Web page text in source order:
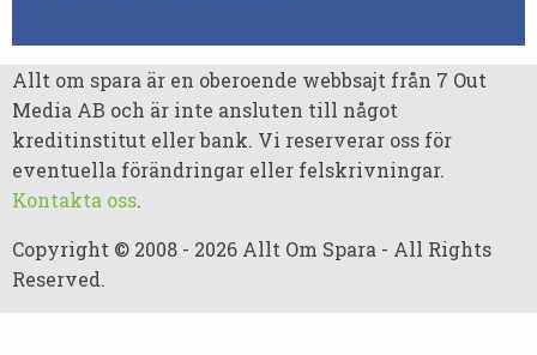
Allt om spara är en oberoende webbsajt från 7 Out
Media AB och är inte ansluten till något
kreditinstitut eller bank. Vi reserverar oss för
eventuella förändringar eller felskrivningar.
Kontakta oss.
Copyright © 2008 - 2026 Allt Om Spara - All Rights
Reserved.